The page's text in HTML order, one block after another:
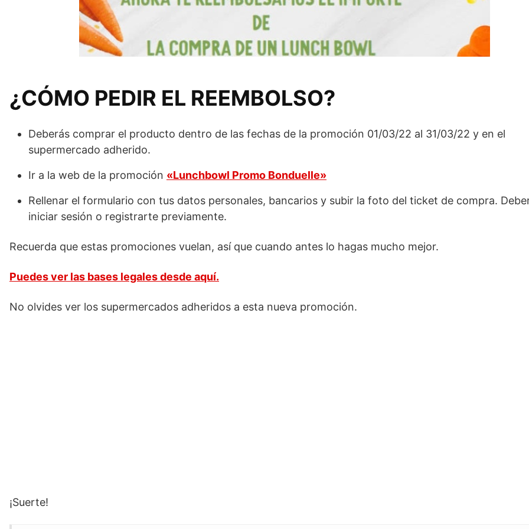
¿CÓMO PEDIR EL REEMBOLSO?
Deberás comprar el producto dentro de las fechas de la promoción 01/03/22 al 31/03/22 y en el
supermercado adherido.
Ir a la web de la promoción «Lunchbowl Promo Bonduelle»
Rellenar el formulario con tus datos personales, bancarios y subir la foto del ticket de compra.
iniciar sesión o registrarte previamente.
Recuerda que estas promociones vuelan, así que cuando antes lo hagas mucho mejor.
Puedes ver las bases legales desde aquí.
No olvides ver los supermercados adheridos a esta nueva promoción.
¡Suerte!